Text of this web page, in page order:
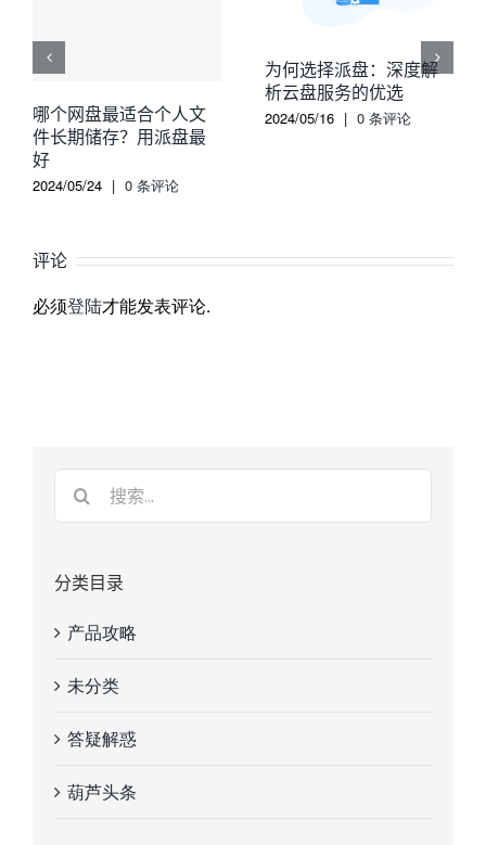
哪个网盘最适合个人文
件长期储存？用派盘最
好
2024/05/24 | 0 条评论
为何选择派盘：深度解
析云盘服务的优选
2024/05/16 | 0 条评论
评论
必须登陆才能发表评论.
分类目录
产品攻略
未分类
答疑解惑
葫芦头条